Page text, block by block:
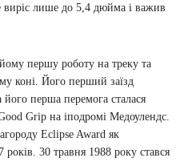
лише до 5,4 дюйма і важив
першу роботу на треку та
коні. Його перший заїзд
його перша перемога сталася
Grip на іподромі Медоулендс.
Eclipse Award як
30 травня 1988 року стався